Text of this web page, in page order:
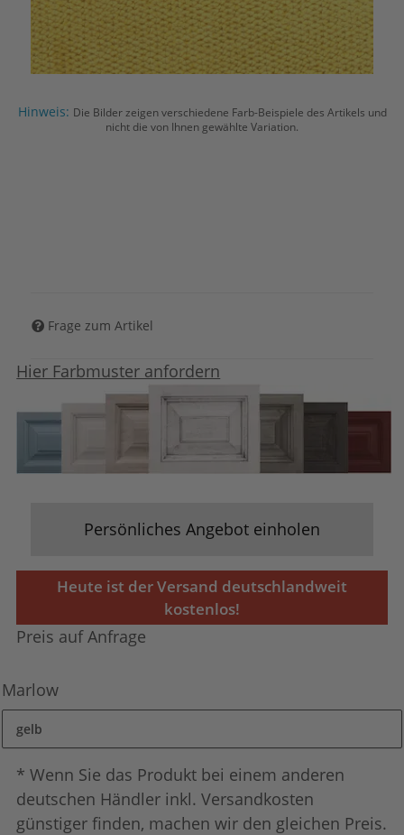
Hinweis: Die Bilder zeigen verschiedene Farb-Beispiele des Artikels und
nicht die von Ihnen gewählte Variation.
Frage zum Artikel
Hier Farbmuster anfordern
Persönliches Angebot einholen
Heute ist der Versand deutschlandweit
kostenlos!
Preis auf Anfrage
Marlow
gelb
* Wenn Sie das Produkt bei einem anderen
deutschen Händler inkl. Versandkosten
günstiger finden, machen wir den gleichen Preis.